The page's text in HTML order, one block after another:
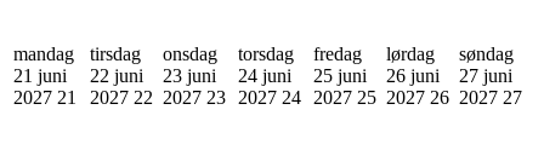
mandag
21 juni
2027 21
tirsdag
22 juni
2027 22
onsdag
23 juni
2027 23
torsdag
24 juni
2027 24
fredag
25 juni
2027 25
lørdag
26 juni
2027 26
søndag
27 juni
2027 27